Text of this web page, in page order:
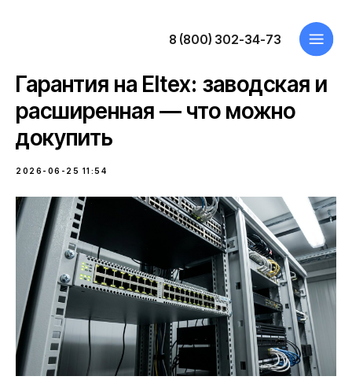
Гарантия на Eltex: заводская и
расширенная — что можно
докупить
2026-06-25 11:54